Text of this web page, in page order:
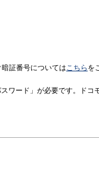
証番号についてはこちら を
ワード」が必要です。ドコ